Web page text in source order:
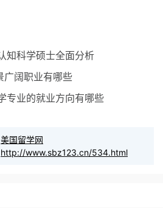
知科学硕士全面分析
广阔职业有哪些
专业的就业方向有哪些
美国留学网
http://www.sbz123.cn/534.html